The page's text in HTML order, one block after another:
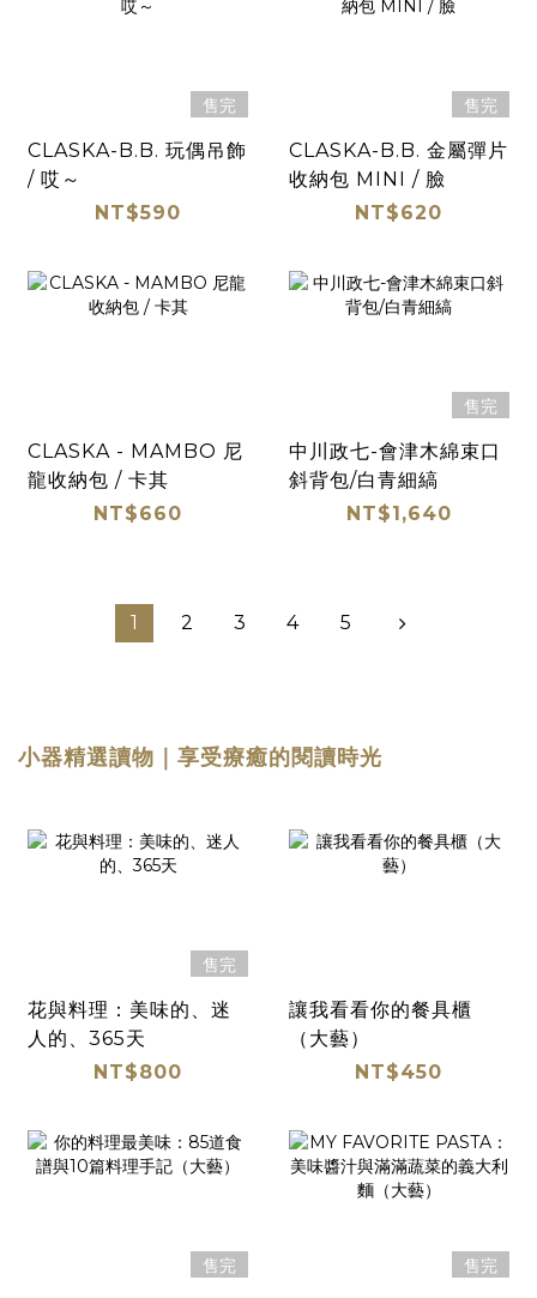
售完
CLASKA-B.B. 玩偶吊飾
/ 哎～
NT$590
售完
CLASKA-B.B. 金屬彈片
收納包 MINI / 臉
NT$620
CLASKA - MAMBO 尼
龍收納包 / 卡其
NT$660
售完
中川政七-會津木綿束口
斜背包/白青細縞
NT$1,640
1 2 3 4 5
小器精選讀物｜享受療癒的閱讀時光
售完
花與料理：美味的、迷
人的、365天
NT$800
讓我看看你的餐具櫃
（大藝）
NT$450
售完 售完